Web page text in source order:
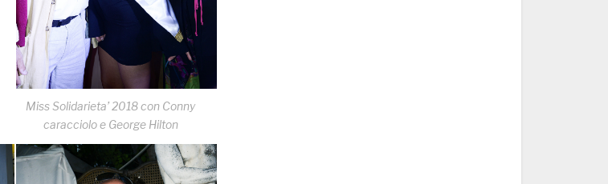
Miss Solidarieta’ 2018 con Conny
caracciolo e George Hilton